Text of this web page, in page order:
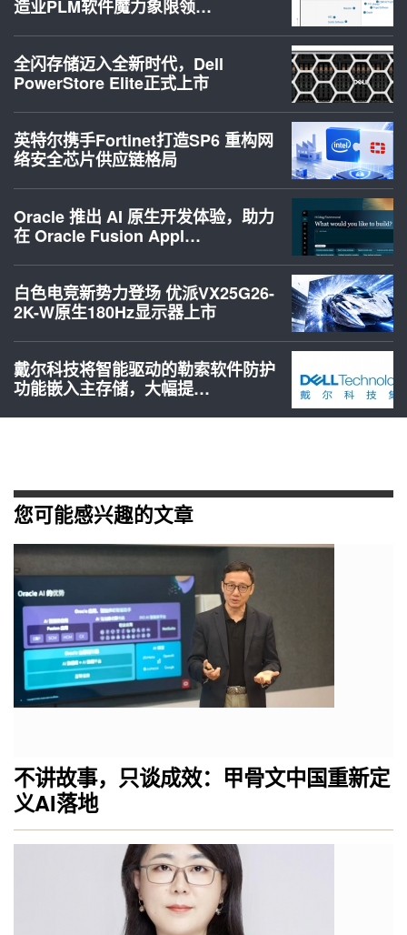
造业PLM软件魔力象限领…
全闪存储迈入全新时代，Dell
PowerStore Elite正式上市
英特尔携手Fortinet打造SP6 重构网
络安全芯片供应链格局
Oracle 推出 AI 原生开发体验，助力
在 Oracle Fusion Appl…
白色电竞新势力登场 优派VX25G26-
2K-W原生180Hz显示器上市
戴尔科技将智能驱动的勒索软件防护
功能嵌入主存储，大幅提…
您可能感兴趣的文章
不讲故事，只谈成效：甲骨文中国重新定
义AI落地